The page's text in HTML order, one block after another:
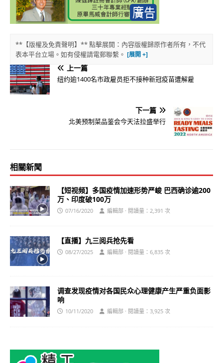
**【版權及免責聲明】** 點擊展開：內容版權歸原作者所有，不代
表本平台立場。如有侵權請電郵聯繫。
上一篇
纽约逾1400名市政雇员拒不接种新冠疫苗遭解雇
下一篇
北美预制菜品鉴会今天法拉盛举行
相關新聞
【短视频】多国疫情加速形势严峻 巴西确诊逾200
万、印度破100万
07/16/2020 編輯部 · 閱讀量：2,391 次
【直播】九三阅兵抢先看
08/27/2025 編輯部 · 閱讀量：6,835 次
调查发现疫情对各国民众心理健康产生严重负面影
响
10/11/2020 編輯部 · 閱讀量：3,925 次